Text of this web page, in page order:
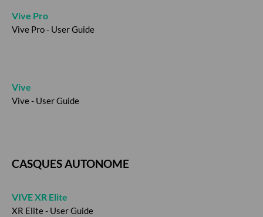
Vive Pro
Vive Pro - User Guide
Vive
Vive - User Guide
CASQUES AUTONOME
VIVE XR Elite
XR Elite - User Guide